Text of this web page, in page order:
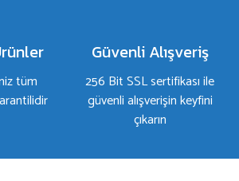
tüm
Güvenli Alışveriş
256 Bit SSL sertifikası ile
güvenli alışverişin keyfini
çıkarın